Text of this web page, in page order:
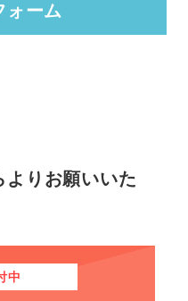
ォーム
よりお願いいた
中